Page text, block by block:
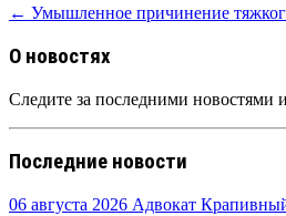
← Умышленное причинение
О новостях
Следите за последними новостями
Последние новости
06 августа 2026 Адвокат